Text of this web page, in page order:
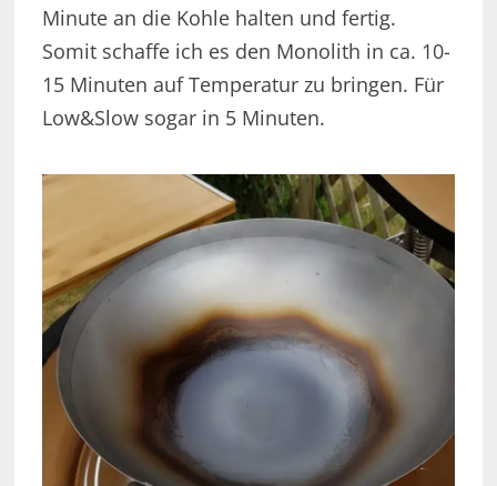
Minute an die Kohle halten und fertig.
Somit schaffe ich es den Monolith in ca. 10-
15 Minuten auf Temperatur zu bringen. Für
Low&Slow sogar in 5 Minuten.